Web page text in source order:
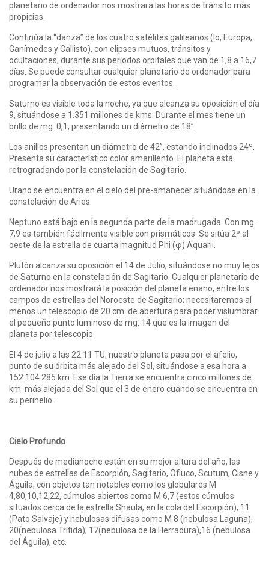
planetario de ordenador nos mostrará las horas de tránsito más
propicias.
Continúa la “danza” de los cuatro satélites galileanos (Io, Europa,
Ganímedes y Callisto), con elipses mutuos, tránsitos y
ocultaciones, durante sus períodos orbitales que van de 1,8 a 16,7
días. Se puede consultar cualquier planetario de ordenador para
programar la observación de estos eventos.
Saturno es visible toda la noche, ya que alcanza su oposición el día
9, situándose a 1.351 millones de kms. Durante el mes tiene un
brillo de mg. 0,1, presentando un diámetro de 18”.
Los anillos presentan un diámetro de 42”, estando inclinados 24º.
Presenta su característico color amarillento. El planeta está
retrogradando por la constelación de Sagitario.
Urano se encuentra en el cielo del pre-amanecer situándose en la
constelación de Aries.
Neptuno está bajo en la segunda parte de la madrugada. Con mg.
7,9 es también fácilmente visible con prismáticos. Se sitúa 2º al
oeste de la estrella de cuarta magnitud Phi (φ) Aquarii.
Plutón alcanza su oposición el 14 de Julio, situándose no muy lejos
de Saturno en la constelación de Sagitario. Cualquier planetario de
ordenador nos mostrará la posición del planeta enano, entre los
campos de estrellas del Noroeste de Sagitario; necesitaremos al
menos un telescopio de 20 cm. de abertura para poder vislumbrar
el pequeño punto luminoso de mg. 14 que es la imagen del
planeta por telescopio.
El 4 de julio a las 22:11 TU, nuestro planeta pasa por el afelio,
punto de su órbita más alejado del Sol, situándose a esa hora a
152.104.285 km. Ese día la Tierra se encuentra cinco millones de
km. más alejada del Sol que el 3 de enero cuando se encuentra en
su perihelio.
Cielo Profundo
Después de medianoche están en su mejor altura del año, las
nubes de estrellas de Escorpión, Sagitario, Ofiuco, Scutum, Cisne y
Águila, con objetos tan notables como los globulares M
4,80,10,12,22, cúmulos abiertos como M 6,7 (estos cúmulos
situados cerca de la estrella Shaula, en la cola del Escorpión), 11
(Pato Salvaje) y nebulosas difusas como M 8 (nebulosa Laguna),
20(nebulosa Trífida), 17(nebulosa de la Herradura),16 (nebulosa
del Águila), etc.